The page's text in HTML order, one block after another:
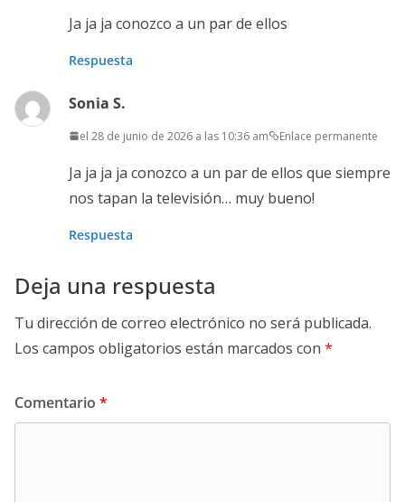
Ja ja ja conozco a un par de ellos
Respuesta
Sonia S.
el 28 de junio de 2026 a las 10:36 am Enlace permanente
Ja ja ja ja conozco a un par de ellos que siempre
nos tapan la televisión… muy bueno!
Respuesta
Deja una respuesta
Tu dirección de correo electrónico no será publicada.
Los campos obligatorios están marcados con *
Comentario *